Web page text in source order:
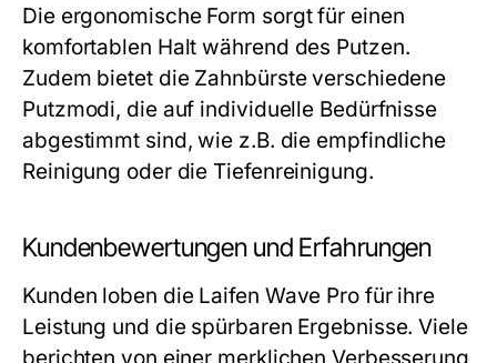
Die ergonomische Form sorgt für einen
komfortablen Halt während des Putzen.
Zudem bietet die Zahnbürste verschiedene
Putzmodi, die auf individuelle Bedürfnisse
abgestimmt sind, wie z.B. die empfindliche
Reinigung oder die Tiefenreinigung.
Kundenbewertungen und Erfahrungen
Kunden loben die Laifen Wave Pro für ihre
Leistung und die spürbaren Ergebnisse. Viele